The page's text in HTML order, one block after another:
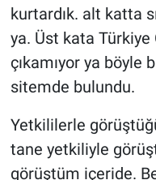
kurtardık. alt katta
ya. Üst kata
çıkamıyor ya böyle
sitemde bulundu.
Yetkililerle
tane yetkiliyle
görüştüm içeride.